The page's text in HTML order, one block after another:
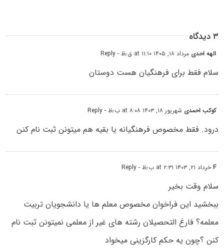
۳ دیدگاه
الهه احدی مرداد ۱۸, ۱۴۰۵ at ۱۱:۱۰ ق٫ظ - Reply
سلام فقط برای فرهنگیان هست دوستان
کوکب احمدی شهریور ۱۸, ۱۴۰۳ at ۸:۰۸ ب٫ظ - Reply
درود. فقط مخصوص فرهنگیانه یا بقیه هم میتونن ثبت نام کنن
Fخرداد ۲۱, ۱۴۰۳ at ۲:۳۱ ب٫ظ - Reply
سلام وقت بخیر
ببخشید این فراخوان مخصوص معلم ها یا دانشجویان تربیت
معلمه؟ فارغ التحصیلان رشته های غیر از معلمی نمیتونن ثبت نام
کنن ؟چون یه حکم کارگزینی میخواد